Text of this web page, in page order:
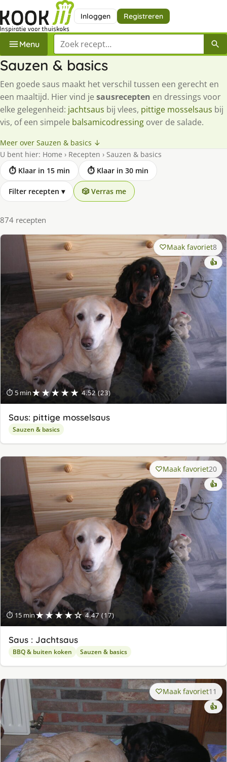
Inloggen Registreren
Menu Zoek een recept
Sauzen & basics
Een goede saus maakt het verschil tussen een gerecht en
een maaltijd. Hier vind je sausrecepten en dressings voor
elke gelegenheid: jachtsaus bij vlees, pittige mosselsaus bij
vis, of een simpele balsamicodressing over de salade.
Meer over Sauzen & basics ↓
U bent hier: Home › Recepten › Sauzen & basics
⏱ Klaar in 15 min
⏱ Klaar in 30 min
Filter recepten ▾ 🎲 Verras me
874 recepten
⏱ 5 min★★★★★ 4.52 (23)
Maak favoriet8
👍
Saus: pittige mosselsaus
Sauzen & basics
⏱ 15 min★★★★☆ 4.47 (17)
Maak favoriet20
👍
Saus : Jachtsaus
BBQ & buiten koken Sauzen & basics
Maak favoriet11
👍